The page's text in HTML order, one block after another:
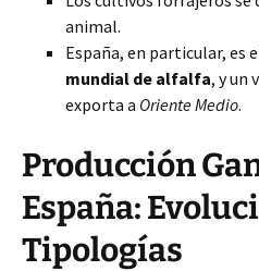
animal.
España, en particular, es
mundial de alfalfa, y un
exporta a Oriente Medio.
Producción
España:
Tipologías